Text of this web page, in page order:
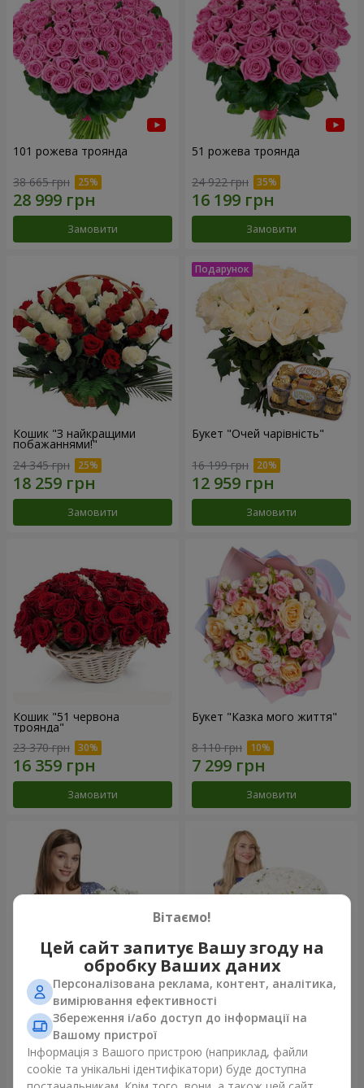
101 рожева троянда
38 665 грн
Замовити
51 рожева троянда
24 922 грн
Замовити
Кошик "З найкращими
побажаннями!"
24 345 грн
Замовити
Букет "Очей чарівність"
16 199 грн
Замовити
Кошик "51 червона
троянда"
23 370 грн
Замовити
Букет "Казка мого життя"
8 110 грн
Замовити
Кошик "Янголятко"
4 374 грн
Замовити
51 біла хризантема
Замовити
Вітаємо!
Цей сайт запитує Вашу згоду на
обробку Ваших даних
Персоналізована реклама, контент, аналітика,
вимірювання ефективності
Збереження і/або доступ до інформації на
Вашому пристрої
Інформація з Вашого пристрою (наприклад, файли
cookie та унікальні ідентифікатори) буде доступна